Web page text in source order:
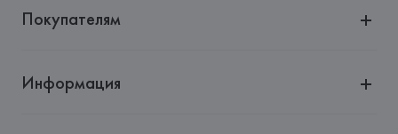
Покупателям
Информация